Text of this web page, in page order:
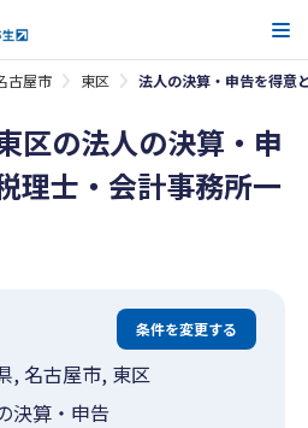
古屋市 東区 法人の決算・申告を得意
区の法人の決算・申
理士・会計事務所一
条件を変更する
, 名古屋市, 東区
決算・申告